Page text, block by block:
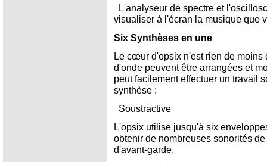
L'analyseur de spectre et
visualiser à l'écran la musique que
Six Synthèses en une
Le cœur d'opsix n'est rien de moins
d'onde peuvent être arrangées et
peut facilement effectuer un travail
synthèse :
Soustractive
L'opsix utilise jusqu'à six
obtenir de nombreuses sonorités
d'avant-garde.